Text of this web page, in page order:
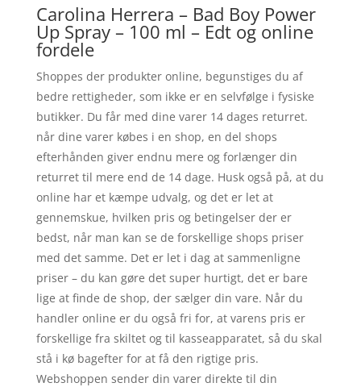
Carolina Herrera – Bad Boy Power
Up Spray – 100 ml – Edt og online
fordele
Shoppes der produkter online, begunstiges du af
bedre rettigheder, som ikke er en selvfølge i fysiske
butikker. Du får med dine varer 14 dages returret.
når dine varer købes i en shop, en del shops
efterhånden giver endnu mere og forlænger din
returret til mere end de 14 dage. Husk også på, at du
online har et kæmpe udvalg, og det er let at
gennemskue, hvilken pris og betingelser der er
bedst, når man kan se de forskellige shops priser
med det samme. Det er let i dag at sammenligne
priser – du kan gøre det super hurtigt, det er bare
lige at finde de shop, der sælger din vare. Når du
handler online er du også fri for, at varens pris er
forskellige fra skiltet og til kasseapparatet, så du skal
stå i kø bagefter for at få den rigtige pris.
Webshoppen sender din varer direkte til din